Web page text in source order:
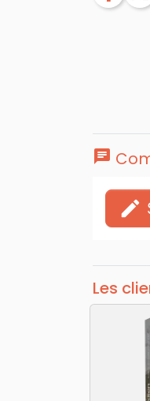
chat
edit
Les